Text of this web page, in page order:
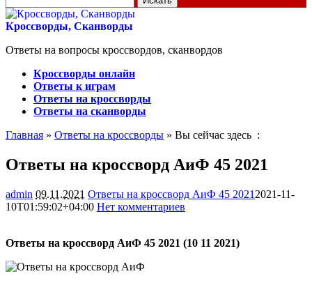
для:
Кроссворды, Сканворды
Ответы на вопросы кроссвордов, сканвордов
Кроссворды онлайн
Ответы к играм
Ответы на кроссворды
Ответы на сканворды
Главная » Ответы на кроссворды » Вы сейчас здесь :
Ответы на кроссворд АиФ 45 2021
admin 09.11.2021 Ответы на кроссворд АиФ 45 2021 2021-11-
10T01:59:02+04:00 Нет комментариев
Ответы на кроссворд АиФ 45 2021 (10 11 2021)